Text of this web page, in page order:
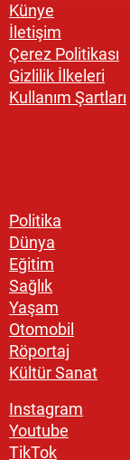
Künye
İletişim
Çerez Politikası
Gizlilik İlkeleri
Kullanım Şartları
Politika
Dünya
Eğitim
Sağlık
Yaşam
Otomobil
Röportaj
Kültür Sanat
Instagram
Youtube
TikTok